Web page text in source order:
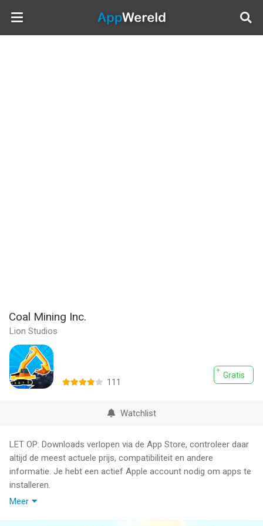
AppWereld
Coal Mining Inc.
Lion Studios
Gratis
111
Watchlist
LET OP: Downloads verlopen via de App Store, controleer daar
altijd de meest actuele prijs, compatibiliteit en andere
informatie. Je hebt een actief Apple account nodig om apps te
installeren.
Meer